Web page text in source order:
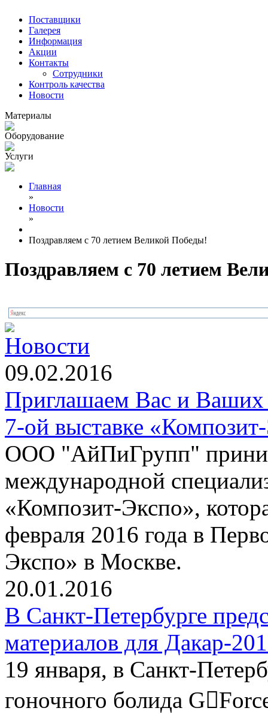
Поставщики
Галерея
Информация
Акции
Контакты
Сотрудники
Контроль качества
Новости
Материалы
Оборудование
Услуги
Главная
»
Новости
»
Поздравляем с 70 летием Великой Победы!
Поздравляем с 70 летием
Новости
09.02.2016
Приглашаем Вас и Ваших
7-ой выставке
ООО "АйПиГрупп"
международной
«Композит-Экспо»,
февраля 2016 года в
Экспо» в Москве.
20.01.2016
В Санкт-Петербурге
материалов для Дакар-
19 января, в Санкт-
гоночного болида